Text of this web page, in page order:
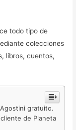
todo tipo de
colecciones
libros, cuentos,
gratuito.
de Planeta